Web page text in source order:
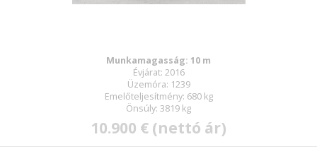
Munkamagasság: 10 m
Évjárat: 2016
Üzemóra: 1239
Emelőteljesítmény: 680 kg
Önsúly: 3819 kg
10.900 € (nettó ár)